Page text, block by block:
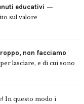
educativi
sul valore
non facciamo
lasciare, e di cui sono
In questo modo i